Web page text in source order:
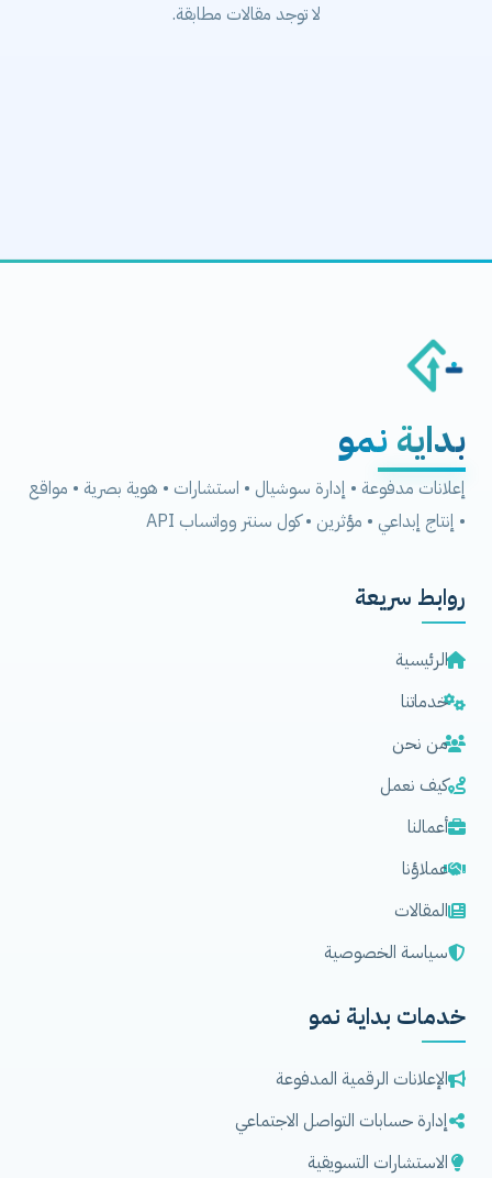
لا توجد مقالات مطابقة.
بدايةنمو
إعلانات مدفوعة • إدارة سوشيال • استشارات • هوية بصرية • مواقع
• إنتاج إبداعي • مؤثرين • كول سنتر وواتساب API
روابط سريعة
الرئيسية
خدماتنا
من نحن
كيف نعمل
أعمالنا
عملاؤنا
المقالات
سياسة الخصوصية
خدمات بداية نمو
الإعلانات الرقمية المدفوعة
إدارة حسابات التواصل الاجتماعي
الاستشارات التسويقية